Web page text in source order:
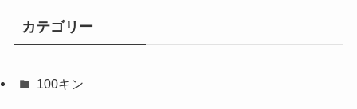
カテゴリー
100キン